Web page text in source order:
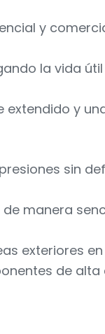
y
la vida
extendido y
sin
manera
exteriores
de